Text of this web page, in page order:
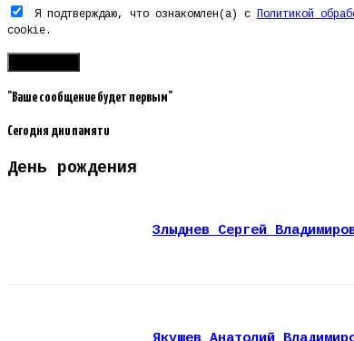
Я подтверждаю, что ознакомлен(а) с Политикой
cookie.
"Ваше сообщение будет первым"
Сегодня дни памяти
День рождения
Злыднев Сергей